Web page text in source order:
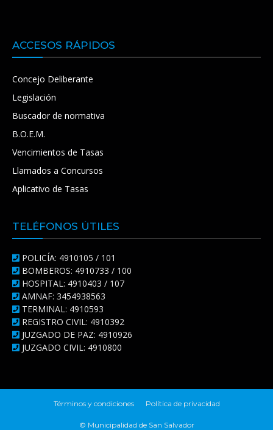
ACCESOS RÁPIDOS
Concejo Deliberante
Legislación
Buscador de normativa
B.O.E.M.
Vencimientos de Tasas
Llamados a Concursos
Aplicativo de Tasas
TELÉFONOS ÚTILES
POLICÍA: 4910105 / 101
BOMBEROS: 4910733 / 100
HOSPITAL: 4910403 / 107
AMNAF: 3454938563
TERMINAL: 4910593
REGISTRO CIVIL: 4910392
JUZGADO DE PAZ: 4910926
JUZGADO CIVIL: 4910800
Términos y condiciones Política de privacidad
© Municipalidad de San Salvador